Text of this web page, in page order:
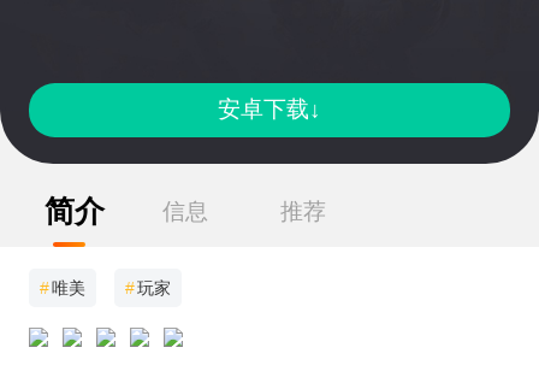
安卓下载↓
简介 信息 推荐
#唯美 #玩家